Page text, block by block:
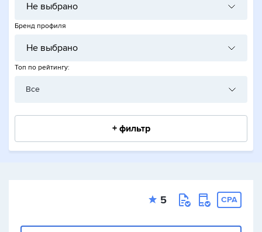
Не выбрано
Бренд профиля
Не выбрано
Топ по рейтингу:
Все
+ фильтр
5 CPA